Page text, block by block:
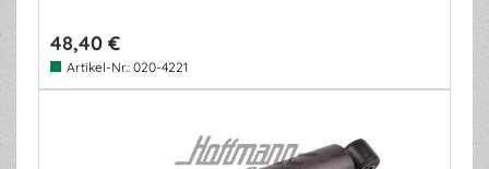
48,40 €
Artikel-Nr.: 020-4221